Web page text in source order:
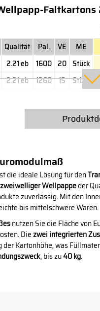
Qualität Pal. VE ME
2.21 eb 1600 20 Stück
2.21 eb 1260 15 Stück
die ideale Lösung für den
zweiwelliger Wellpappeder
zuverlässig. Mit den
bis mittelschwere Waren.
nutzen Sie die Fläche von
Diezwei integrierten
Kartonhöhe, was
, bis zu40 kg.